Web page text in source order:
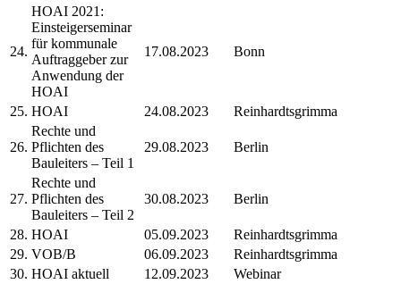
24.
HOAI 2021:
Einsteigerseminar
für kommunale
Auftraggeber zur
Anwendung der
HOAI
17.08.2023 Bonn
25. HOAI 24.08.2023 Reinhardtsgrimma
26.
Rechte und
Pflichten des
Bauleiters – Teil 1
29.08.2023 Berlin
27.
Rechte und
Pflichten des
Bauleiters – Teil 2
30.08.2023 Berlin
28. HOAI 05.09.2023
Reinhardtsgrimma
29. VOB/B 06.09.2023
Reinhardtsgrimma
30. HOAI aktuell 12.09.2023
Webinar